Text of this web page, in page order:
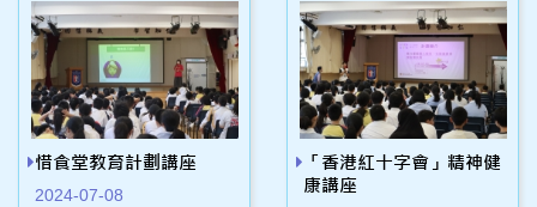
惜食堂教育計劃講座
2024-07-08
「香港紅十字會」精神健
康講座